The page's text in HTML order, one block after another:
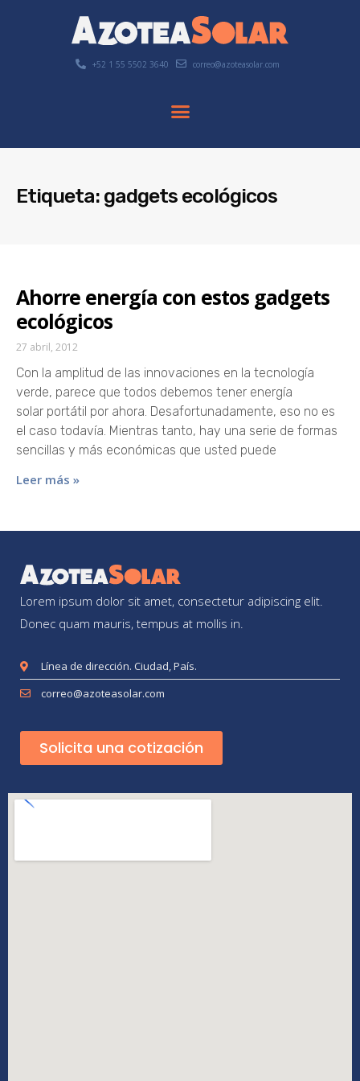
+52 1 55 5502 3640 correo@azoteasolar.com
Etiqueta: gadgets ecológicos
Ahorre energía con estos gadgets
ecológicos
27 abril, 2012
Con la amplitud de las innovaciones en la tecnología
verde, parece que todos debemos tener energía
solar portátil por ahora. Desafortunadamente, eso no es
el caso todavía. Mientras tanto, hay una serie de formas
sencillas y más económicas que usted puede
Leer más »
Lorem ipsum dolor sit amet, consectetur adipiscing elit.
Donec quam mauris, tempus at mollis in.
Línea de dirección. Ciudad, País.
correo@azoteasolar.com
Solicita una cotización